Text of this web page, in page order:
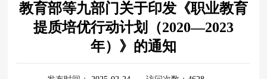
教育部等九部门关于印发《职业教育
提质培优行动计划（2020—2023
年）》的通知